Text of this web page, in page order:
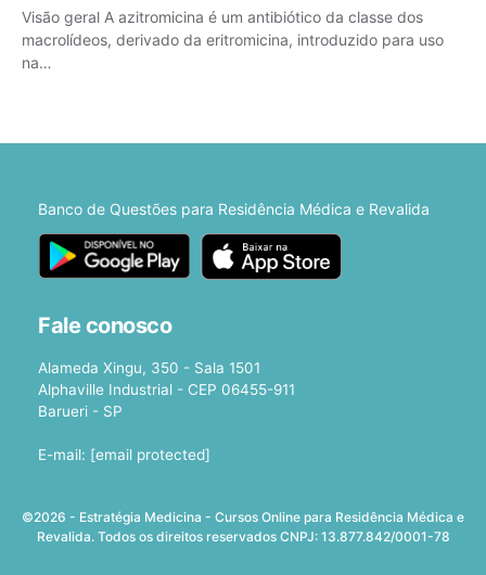
Visão geral A azitromicina é um antibiótico da classe dos
macrolídeos, derivado da eritromicina, introduzido para uso
na…
Banco de Questões para Residência Médica e Revalida
Fale conosco
Alameda Xingu, 350 - Sala 1501
Alphaville Industrial - CEP 06455-911
Barueri - SP
E-mail: [email protected]
©2026 - Estratégia Medicina - Cursos Online para Residência Médica e
Revalida. Todos os direitos reservados CNPJ: 13.877.842/0001-78